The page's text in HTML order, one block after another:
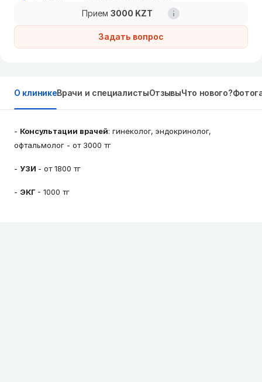
Прием 3000 KZT
Задать вопрос
О клиникеВрачи и специалистыОтзывыЧто нового?
- Консультации врачей: гинеколог, эндокринолог,
офтальмолог - от 3000 тг
- УЗИ - от 1800 тг
- ЭКГ - 1000 тг